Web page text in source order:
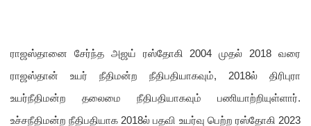
ராஜஸ்தானை சேர்ந்த அஜய் ரஸ்தோகி 2004 முதல் 2018 வரை
ராஜஸ்தான் உயர் நீதிமன்ற நீதிபதியாகவும், 2018ல் திரிபுரா
உயர்நீதிமன்ற தலைமை நீதிபதியாகவும் பணியாற்றியுள்ளார்.
உச்சநீதிமன்ற நீதிபதியாக 2018ல் பதவி உயர்வு பெற்ற ரஸ்தோகி 2023